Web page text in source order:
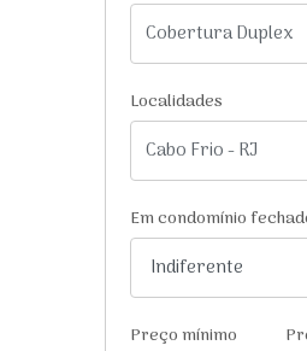
Localidades
Em condomínio
Preço mínimo